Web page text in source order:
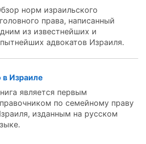
норм израильского
права, написанный
из известнейших и
адвокатов Израиля.
Израиле
является первым
по семейному праву
изданным на русском